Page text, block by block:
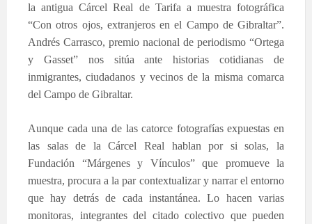
la antigua Cárcel Real de Tarifa a muestra fotográfica
“Con otros ojos, extranjeros en el Campo de Gibraltar”.
Andrés Carrasco, premio nacional de periodismo “Ortega
y Gasset” nos sitúa ante historias cotidianas de
inmigrantes, ciudadanos y vecinos de la misma comarca
del Campo de Gibraltar.
Aunque cada una de las catorce fotografías expuestas en
las salas de la Cárcel Real hablan por si solas, la
Fundación “Márgenes y Vínculos” que promueve la
muestra, procura a la par contextualizar y narrar el entorno
que hay detrás de cada instantánea. Lo hacen varias
monitoras, integrantes del citado colectivo que pueden